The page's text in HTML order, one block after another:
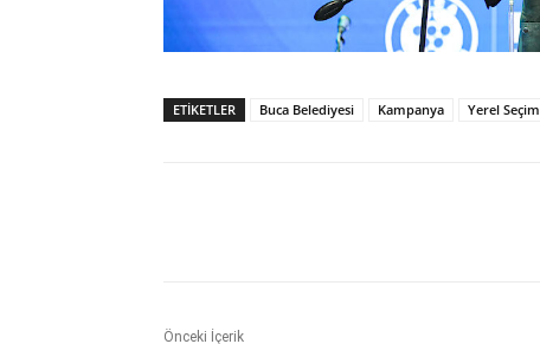
ETİKETLER Buca Belediyesi Kampanya Yerel Seçim
Önceki İçerik